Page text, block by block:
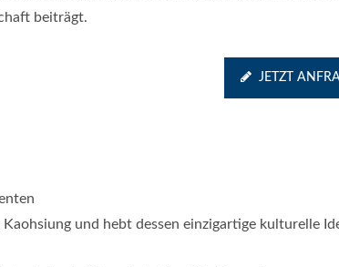
beiträgt.
JETZT
und hebt dessen einzigartige kulturelle